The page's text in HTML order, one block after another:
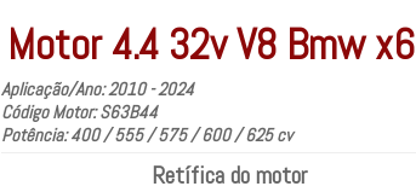
Motor 4.4 32v V8 Bmw x6
Aplicação/Ano: 2010 - 2024
Código Motor: S63B44
Potência: 400 / 555 / 575 / 600 / 625 cv
Retífica do motor